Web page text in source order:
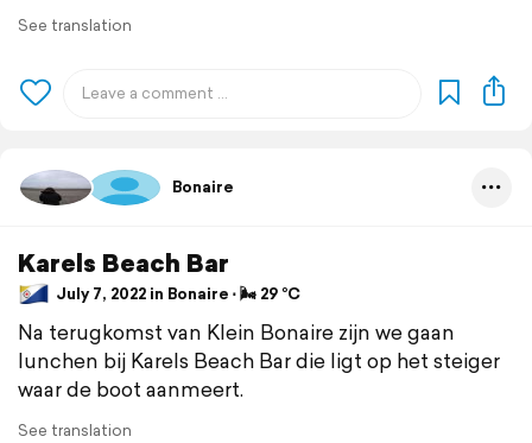
See translation
Bonaire
Karels Beach Bar
July 7, 2022 in Bonaire ⋅ 🌬 29 °C
Na terugkomst van Klein Bonaire zijn we gaan
lunchen bij Karels Beach Bar die ligt op het steiger
waar de boot aanmeert.
See translation